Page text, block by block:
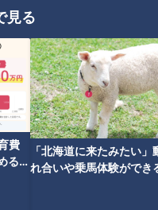
見る
費
るお
「北海道に来たみたい」
れ合いや乗馬体験ができ
森林の中に橋が？千葉県道
を解明する旅